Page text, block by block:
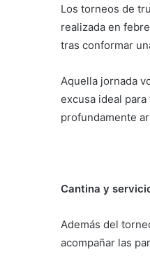
Los torneos de
realizada en
tras conformar
Aquella jornada
excusa ideal
profundamente
Cantina y
Además del
acompañar las